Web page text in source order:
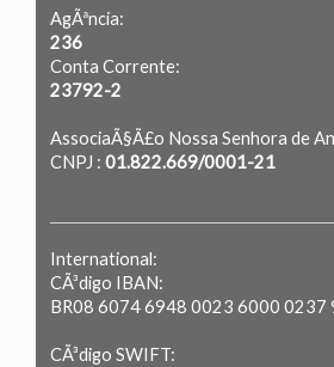
AgÃªncia:
236
Conta Corrente:
23792-2
AssociaÃ§Ã£o Nossa Senhora de
CNPJ : 01.822.669/0001-21
International:
CÃ³digo IBAN:
BR08 6074 6948 0023 6000 0237
CÃ³digo SWIFT: